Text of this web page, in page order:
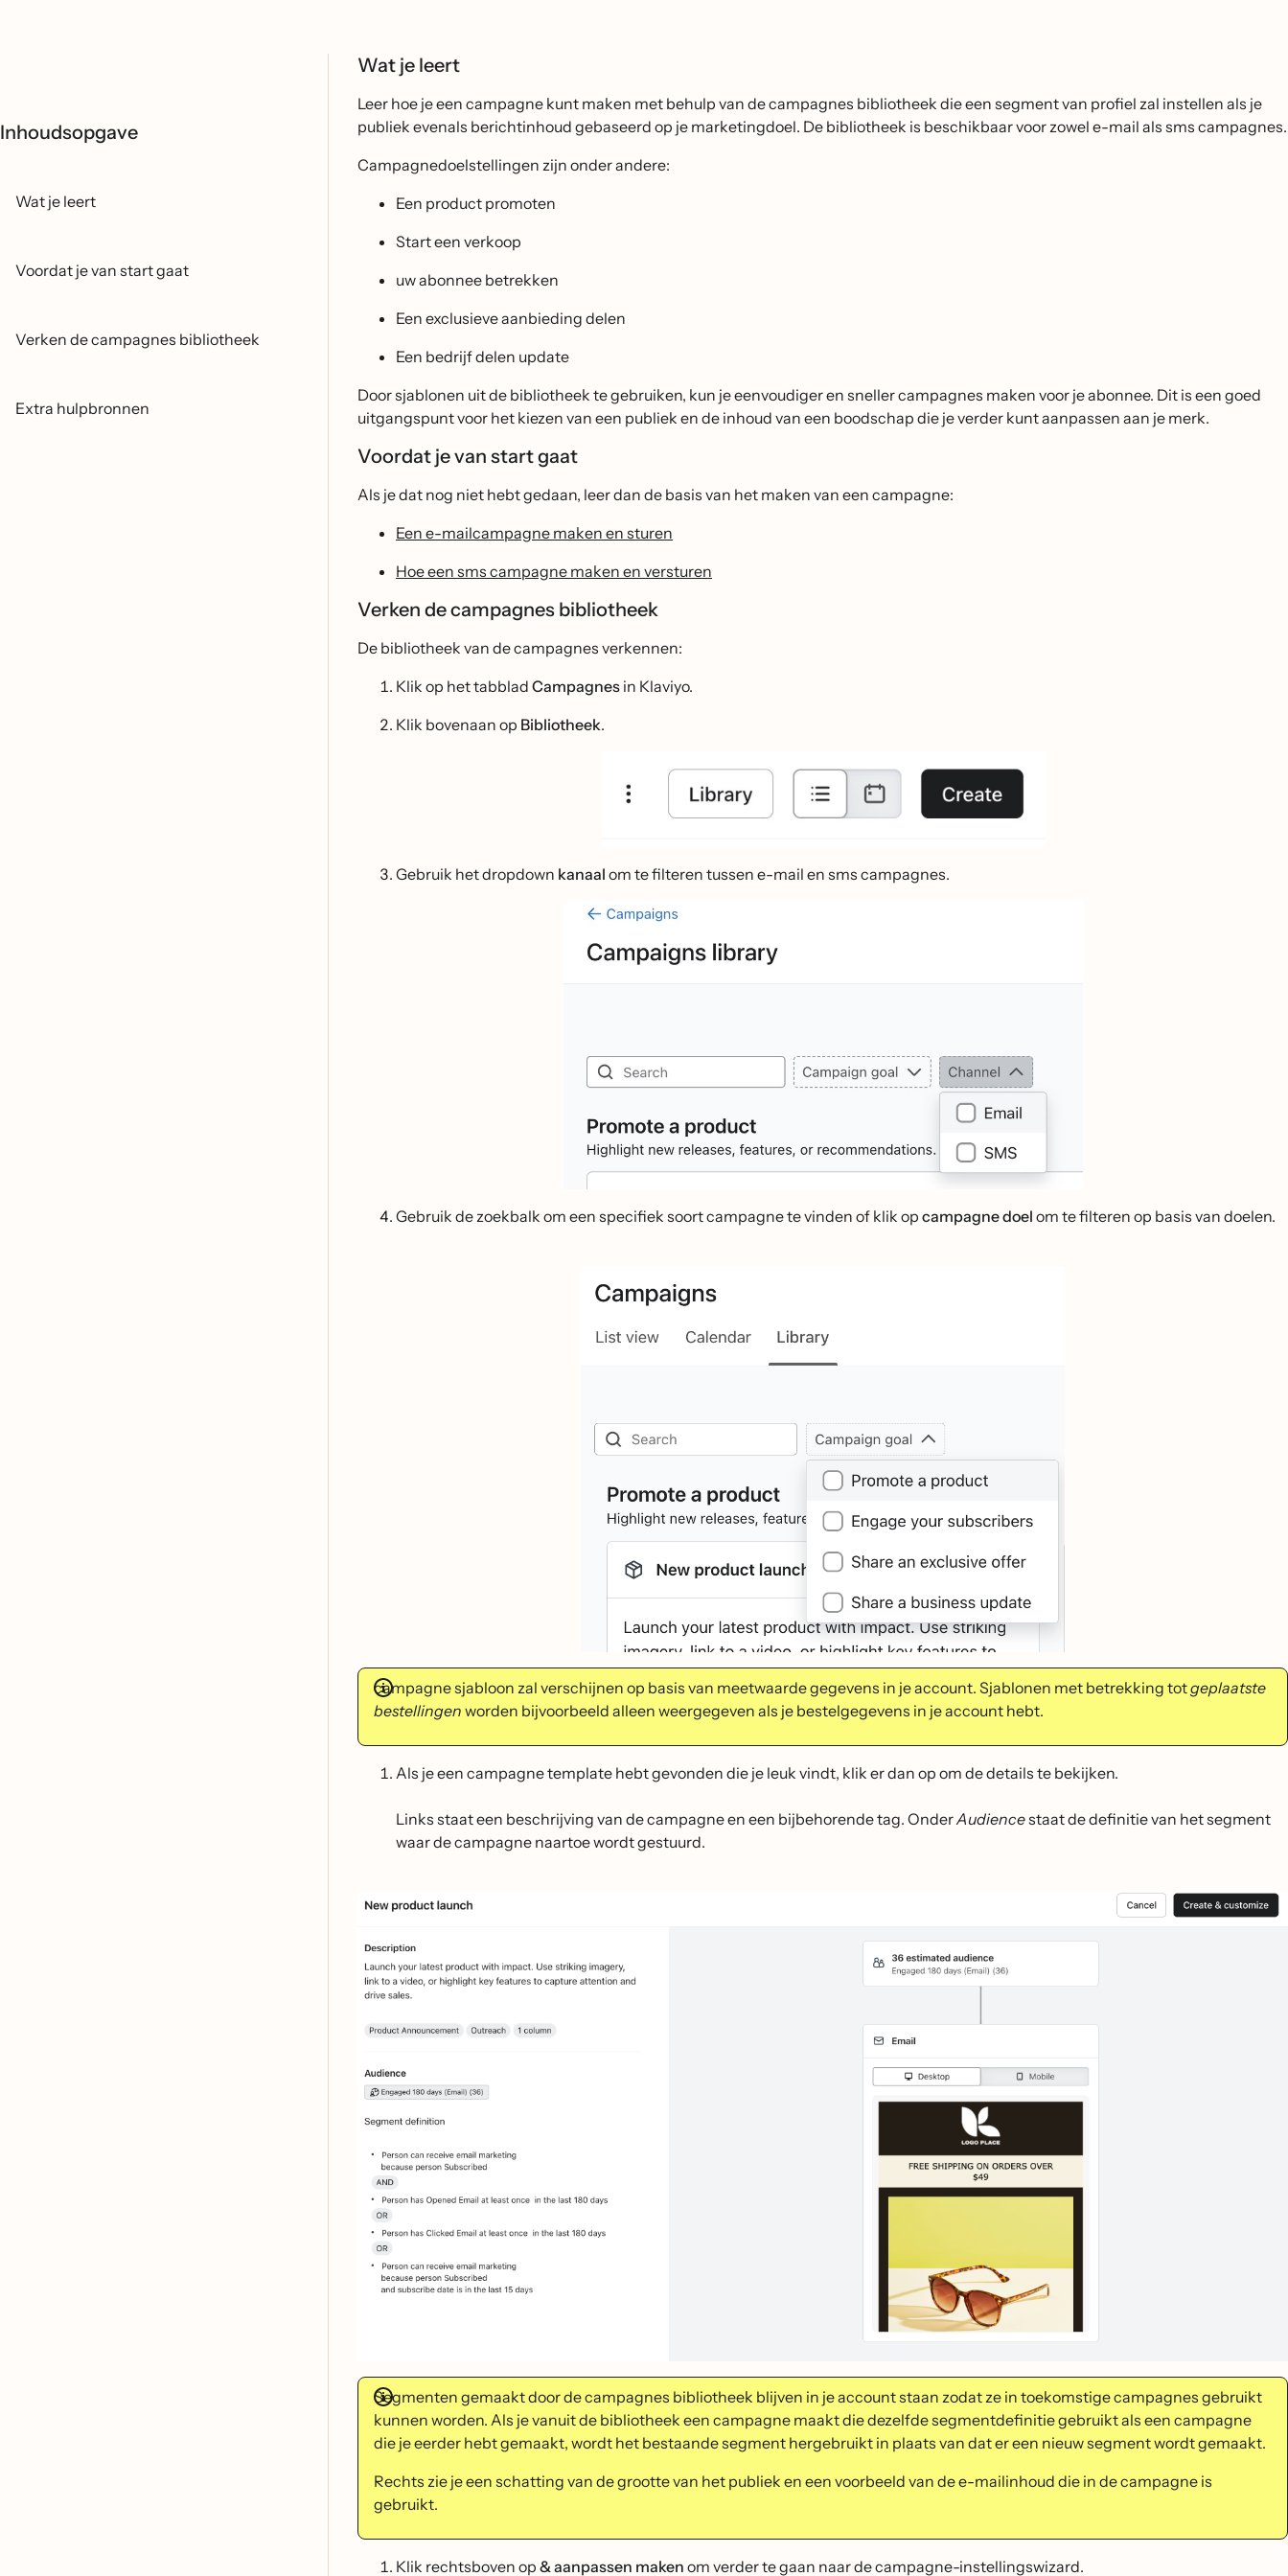
Inhoudsopgave
Wat je leert
Voordat je van start gaat
Verken de campagnes bibliotheek
Extra hulpbronnen
Wat je leert
Leer hoe je een campagne kunt maken met behulp van de campagnes bibliotheek die een segment van profiel zal instellen als je
publiek evenals berichtinhoud gebaseerd op je marketingdoel. De bibliotheek is beschikbaar voor zowel e-mail als sms campagnes.
Campagnedoelstellingen zijn onder andere:
Een product promoten
Start een verkoop
uw abonnee betrekken
Een exclusieve aanbieding delen
Een bedrijf delen update
Door sjablonen uit de bibliotheek te gebruiken, kun je eenvoudiger en sneller campagnes maken voor je abonnee. Dit is een goed
uitgangspunt voor het kiezen van een publiek en de inhoud van een boodschap die je verder kunt aanpassen aan je merk.
Voordat je van start gaat
Als je dat nog niet hebt gedaan, leer dan de basis van het maken van een campagne:
Een e-mailcampagne maken en sturen
Hoe een sms campagne maken en versturen
Verken de campagnes bibliotheek
De bibliotheek van de campagnes verkennen:
Klik op het tabblad Campagnes in Klaviyo.
Klik bovenaan op Bibliotheek.
Gebruik het dropdown kanaal om te filteren tussen e-mail en sms campagnes.
Gebruik de zoekbalk om een specifiek soort campagne te vinden of klik op campagne doel om te filteren op basis van doelen.
campagne sjabloon zal verschijnen op basis van meetwaarde gegevens in je account. Sjablonen met betrekking totgeplaatste
bestellingen worden bijvoorbeeld alleen weergegeven als je bestelgegevens in je account hebt.
Als je een campagne template hebt gevonden die je leuk vindt, klik er dan op om de details te bekijken.
Links staat een beschrijving van de campagne en een bijbehorende tag. OnderAudiencestaat de definitie van het segment
waar de campagne naartoe wordt gestuurd.
Segmenten gemaakt door de campagnes bibliotheek blijven in je account staan zodat ze in toekomstige campagnes gebruikt
kunnen worden. Als je vanuit de bibliotheek een campagne maakt die dezelfde segmentdefinitie gebruikt als een campagne
die je eerder hebt gemaakt, wordt het bestaande segment hergebruikt in plaats van dat er een nieuw segment wordt gemaakt.
Rechts zie je een schatting van de grootte van het publiek en een voorbeeld van de e-mailinhoud die in de campagne is
gebruikt.
Klik rechtsboven op & aanpassen maken om verder te gaan naar de campagne-instellingswizard.